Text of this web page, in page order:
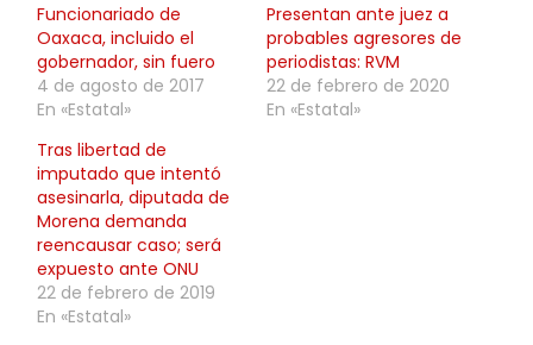
Funcionariado de
Oaxaca, incluido el
gobernador, sin fuero
4 de agosto de 2017
En «Estatal»
Presentan ante juez a
probables agresores de
periodistas: RVM
22 de febrero de 2020
En «Estatal»
Tras libertad de
imputado que intentó
asesinarla, diputada de
Morena demanda
reencausar caso; será
expuesto ante ONU
22 de febrero de 2019
En «Estatal»